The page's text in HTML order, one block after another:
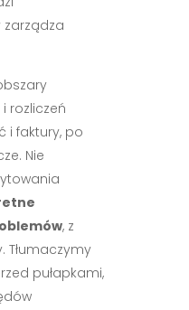
zarządza
rozliczeń
i faktury, po
Nie
, z
Tłumaczymy
pułapkami,